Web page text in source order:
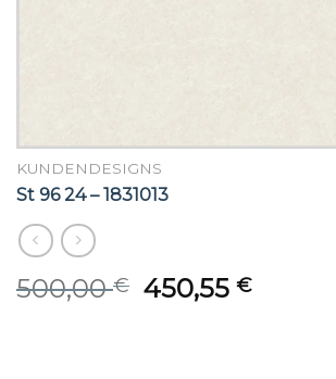
KUNDENDESIGNS
St 96 24 – 1831013
500,00€ Original
price
450,55€Current